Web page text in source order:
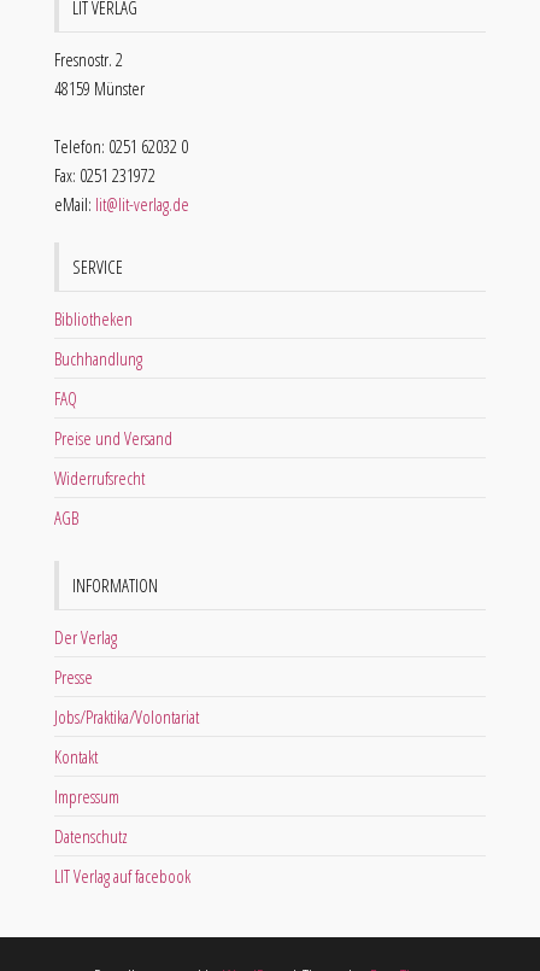
LIT VERLAG
Fresnostr. 2
48159 Münster
Telefon: 0251 62032 0
Fax: 0251 231972
eMail: lit@lit-verlag.de
SERVICE
Bibliotheken
Buchhandlung
FAQ
Preise und Versand
Widerrufsrecht
AGB
INFORMATION
Der Verlag
Presse
Jobs/Praktika/Volontariat
Kontakt
Impressum
Datenschutz
LIT Verlag auf facebook